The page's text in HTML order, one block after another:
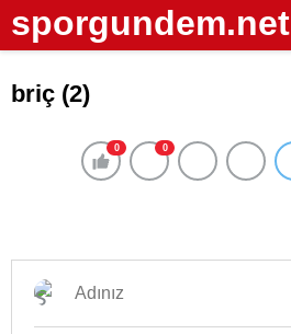
sporgundem.net
briç (2)
0 0